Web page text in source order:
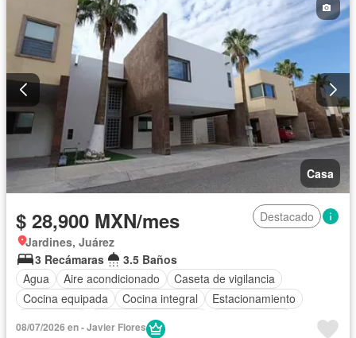
Casa
$ 28,900 MXN/mes
Destacado
Jardines, Juárez
3 Recámaras
3.5 Baños
Agua
Aire acondicionado
Caseta de vigilancia
Cocina equipada
Cocina integral
Estacionamiento
Recámara con closet
08/07/2026 en - Javier Flores